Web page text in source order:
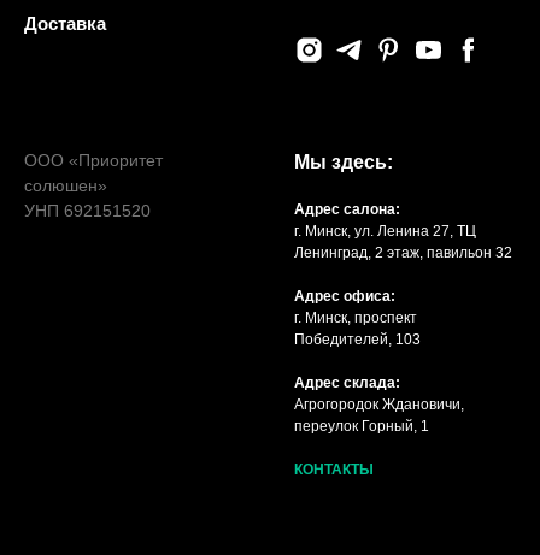
Доставка
ООО «Приоритет
солюшен»
УНП 692151520
Мы здесь:
Адрес салона:
г. Минск, ул. Ленина 27, ТЦ
Ленинград, 2 этаж, павильон 32
Адрес офиса:
г. Минск, проспект
Победителей, 103
Адрес склада:
Агрогородок Ждановичи,
переулок Горный, 1
КОНТАКТЫ